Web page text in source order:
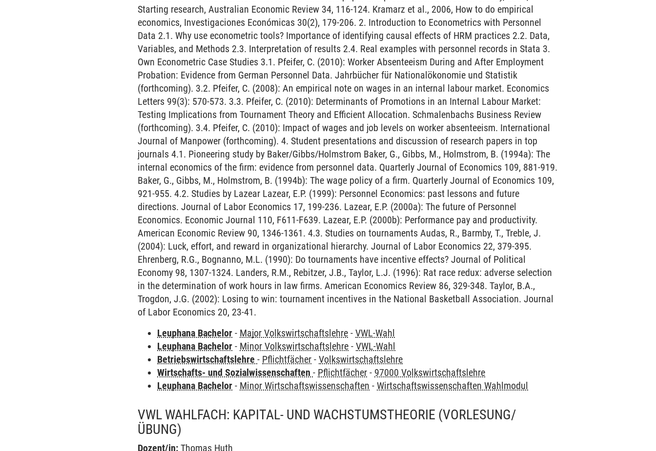
Starting research, Australian Economic Review 34, 116-124. Kramarz et al., 2006, How to do empirical
economics, Investigaciones Económicas 30(2), 179-206. 2. Introduction to Econometrics with Personnel
Data 2.1. Why use econometric tools? Importance of identifying causal effects of HRM practices 2.2. Data,
Variables, and Methods 2.3. Interpretation of results 2.4. Real examples with personnel records in Stata 3.
Own Econometric Case Studies 3.1. Pfeifer, C. (2010): Worker Absenteeism During and After Employment
Probation: Evidence from German Personnel Data. Jahrbücher für Nationalökonomie und Statistik
(forthcoming). 3.2. Pfeifer, C. (2008): An empirical note on wages in an internal labour market. Economics
Letters 99(3): 570-573. 3.3. Pfeifer, C. (2010): Determinants of Promotions in an Internal Labour Market:
Testing Implications from Tournament Theory and Efficient Allocation. Schmalenbachs Business Review
(forthcoming). 3.4. Pfeifer, C. (2010): Impact of wages and job levels on worker absenteeism. International
Journal of Manpower (forthcoming). 4. Student presentations and discussion of research papers in top
journals 4.1. Pioneering study by Baker/Gibbs/Holmstrom Baker, G., Gibbs, M., Holmstrom, B. (1994a): The
internal economics of the firm: evidence from personnel data. Quarterly Journal of Economics 109, 881-919.
Baker, G., Gibbs, M., Holmstrom, B. (1994b): The wage policy of a firm. Quarterly Journal of Economics 109,
921-955. 4.2. Studies by Lazear Lazear, E.P. (1999): Personnel Economics: past lessons and future
directions. Journal of Labor Economics 17, 199-236. Lazear, E.P. (2000a): The future of Personnel
Economics. Economic Journal 110, F611-F639. Lazear, E.P. (2000b): Performance pay and productivity.
American Economic Review 90, 1346-1361. 4.3. Studies on tournaments Audas, R., Barmby, T., Treble, J.
(2004): Luck, effort, and reward in organizational hierarchy. Journal of Labor Economics 22, 379-395.
Ehrenberg, R.G., Bognanno, M.L. (1990): Do tournaments have incentive effects? Journal of Political
Economy 98, 1307-1324. Landers, R.M., Rebitzer, J.B., Taylor, L.J. (1996): Rat race redux: adverse selection
in the determination of work hours in law firms. American Economics Review 86, 329-348. Taylor, B.A.,
Trogdon, J.G. (2002): Losing to win: tournament incentives in the National Basketball Association. Journal
of Labor Economics 20, 23-41.
Leuphana Bachelor - Major Volkswirtschaftslehre -VWL-Wahl
Leuphana Bachelor - Minor Volkswirtschaftslehre -VWL-Wahl
Betriebswirtschaftslehre- Pflichtfächer -Volkswirtschaftslehre
Wirtschafts- und Sozialwissenschaften- Pflichtfächer - 97000 Volkswirtschaftslehre
Leuphana Bachelor - Minor Wirtschaftswissenschaften -Wirtschaftswissenschaften Wahlmodul
VWL WAHLFACH: KAPITAL- UND WACHSTUMSTHEORIE (VORLESUNG/
ÜBUNG)
Dozent/in: Thomas Huth